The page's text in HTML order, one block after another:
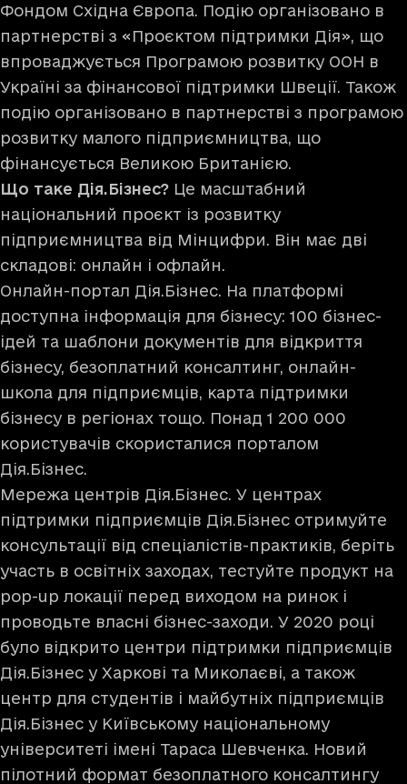
Фондом Східна Європа. Подію організовано в
партнерстві з «Проєктом підтримки Дія», що
впроваджується Програмою розвитку ООН в
Україні за фінансової підтримки Швеції. Також
подію організовано в партнерстві з програмою
розвитку малого підприємництва, що
фінансується Великою Британією.
Що таке Дія.Бізнес? Це масштабний
національний проєкт із розвитку
підприємництва від Мінцифри. Він має дві
складові: онлайн і офлайн.
Онлайн-портал Дія.Бізнес. На платформі
доступна інформація для бізнесу: 100 бізнес-
ідей та шаблони документів для відкриття
бізнесу, безоплатний консалтинг, онлайн-
школа для підприємців, карта підтримки
бізнесу в регіонах тощо. Понад 1 200 000
користувачів скористалися порталом
Дія.Бізнес.
Мережа центрів Дія.Бізнес. У центрах
підтримки підприємців Дія.Бізнес отримуйте
консультації від спеціалістів-практиків, беріть
участь в освітніх заходах, тестуйте продукт на
pop-up локації перед виходом на ринок і
проводьте власні бізнес-заходи. У 2020 році
було відкрито центри підтримки підприємців
Дія.Бізнес у Харкові та Миколаєві, а також
центр для студентів і майбутніх підприємців
Дія.Бізнес у Київському національному
університеті імені Тараса Шевченка. Новий
пілотний формат безоплатного консалтингу